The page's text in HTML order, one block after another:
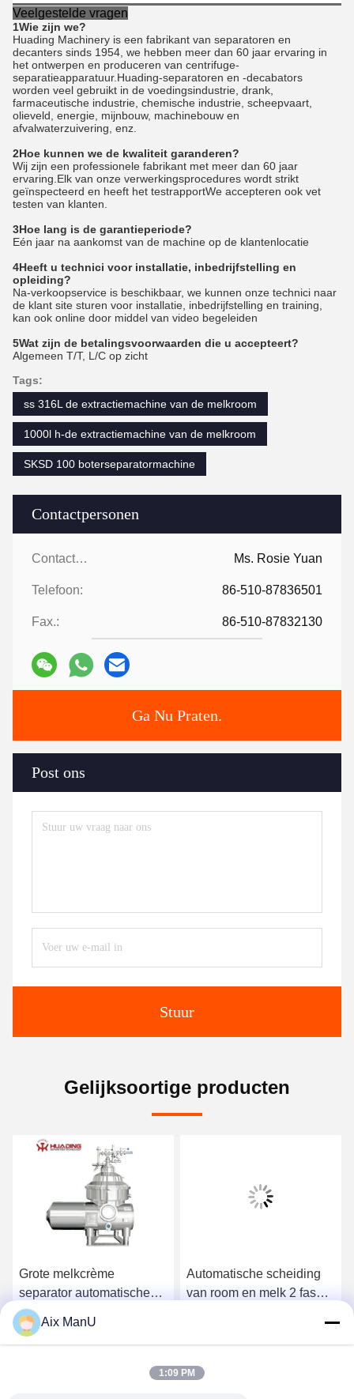
Contactpersonen
Contactpersonen: Ms. Rosie Yuan
Telefoon: 86-510-87836501
Fax.: 86-510-87832130
Ga Nu Praten.
Post ons
Stuur
Veelgestelde vragen
1Wie zijn we?
Huading Machinery is een fabrikant van separatoren en
decanters sinds 1954, we hebben meer dan 60 jaar ervaring in
het ontwerpen en produceren van centrifuge-
separatieapparatuur.Huading-separatoren en -decabators
worden veel gebruikt in de voedingsindustrie, drank,
farmaceutische industrie, chemische industrie, scheepvaart,
olieveld, energie, mijnbouw, machinebouw en
afvalwaterzuivering, enz.
2Hoe kunnen we de kwaliteit garanderen?
Wij zijn een professionele fabrikant met meer dan 60 jaar
ervaring.Elk van onze verwerkingsprocedures wordt strikt
geïnspecteerd en heeft het testrapportWe accepteren ook vet
testen van klanten.
3Hoe lang is de garantieperiode?
Eén jaar na aankomst van de machine op de klantenlocatie
4Heeft u technici voor installatie, inbedrijfstelling en
opleiding?
Na-verkoopservice is beschikbaar, we kunnen onze technici naar
de klant site sturen voor installatie, inbedrijfstelling en training,
kan ook online door middel van video begeleiden
5Wat zijn de betalingsvoorwaarden die u accepteert?
Algemeen T/T, L/C op zicht
Tags:
ss 316L de extractiemachine van de melkroom
1000l h-de extractiemachine van de melkroom
SKSD 100 boterseparatormachine
Gelijksoortige producten
Grote melkcrème
separator automatische
MCSX vaste vloeistof
Ga Nu Praten.
Automatische scheiding
van room en melk 2 fase
Ga Nu Praten.
Aix ManU
1:09 PM